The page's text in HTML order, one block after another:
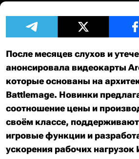
После месяцев слухов и
анонсировала видеокарты
которые основаны на
Battlemage. Новинки
соотношение цены и
своём классе,
игровые функции и
ускорения рабочих нагрузок